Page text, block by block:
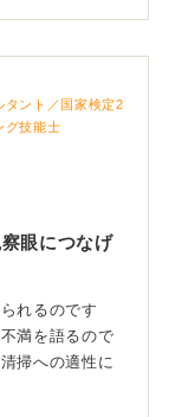
タント／国家検定2
グ技能士
眼につなげ
れるのです
満を語るので
掃への適性に